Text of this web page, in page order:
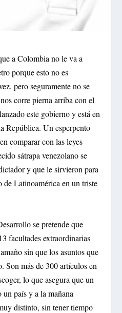
a Colombia no le va a
porque esto no es
pero seguramente no se
corre pierna arriba con el
este gobierno y está en
República. Un esperpento
comparar con las leyes
sátrapa venezolano se
y que le sirvieron para
de Latinoamérica en un triste
se pretende que
facultades extraordinarias
sin que los asuntos que
Son más de 300 artículos en
lo que asegura que un
un país y a la mañana
distinto, sin tener tiempo